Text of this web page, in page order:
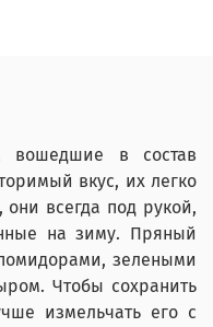
вошедшие в состав
вкус, их легко
всегда под рукой,
на зиму. Пряный
зелеными
Чтобы сохранить
измельчать его с